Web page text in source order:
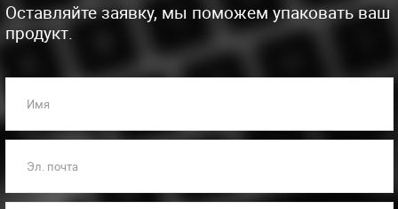
Оставляйте заявку, мы поможем упаковать ваш
продукт.
Имя
Эл. почта